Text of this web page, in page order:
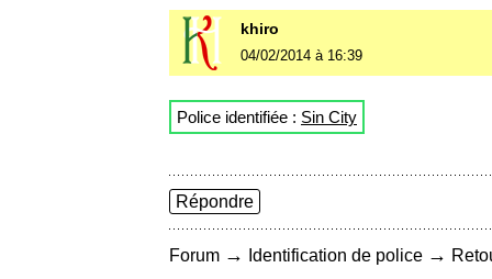
khiro
04/02/2014 à 16:39
Police identifiée : Sin City
Répondre
Forum → Identification de police →